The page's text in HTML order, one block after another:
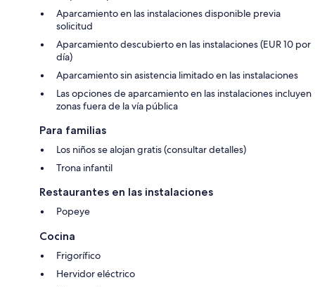
Aparcamiento en las instalaciones disponible previa
solicitud
Aparcamiento descubierto en las instalaciones (EUR 10 por
día)
Aparcamiento sin asistencia limitado en las instalaciones
Las opciones de aparcamiento en las instalaciones incluyen
zonas fuera de la vía pública
Para familias
Los niños se alojan gratis (consultar detalles)
Trona infantil
Restaurantes en las instalaciones
Popeye
Cocina
Frigorífico
Hervidor eléctrico